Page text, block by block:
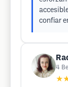
confiar
4